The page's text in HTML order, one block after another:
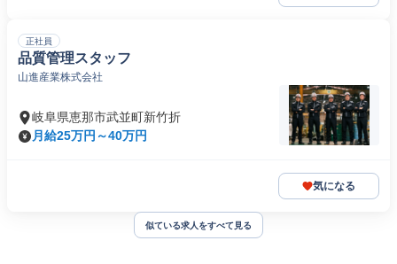
正社員
品質管理スタッフ
山進産業株式会社
岐阜県恵那市武並町新竹折
月給25万円～40万円
気になる
似ている求人をすべて見る